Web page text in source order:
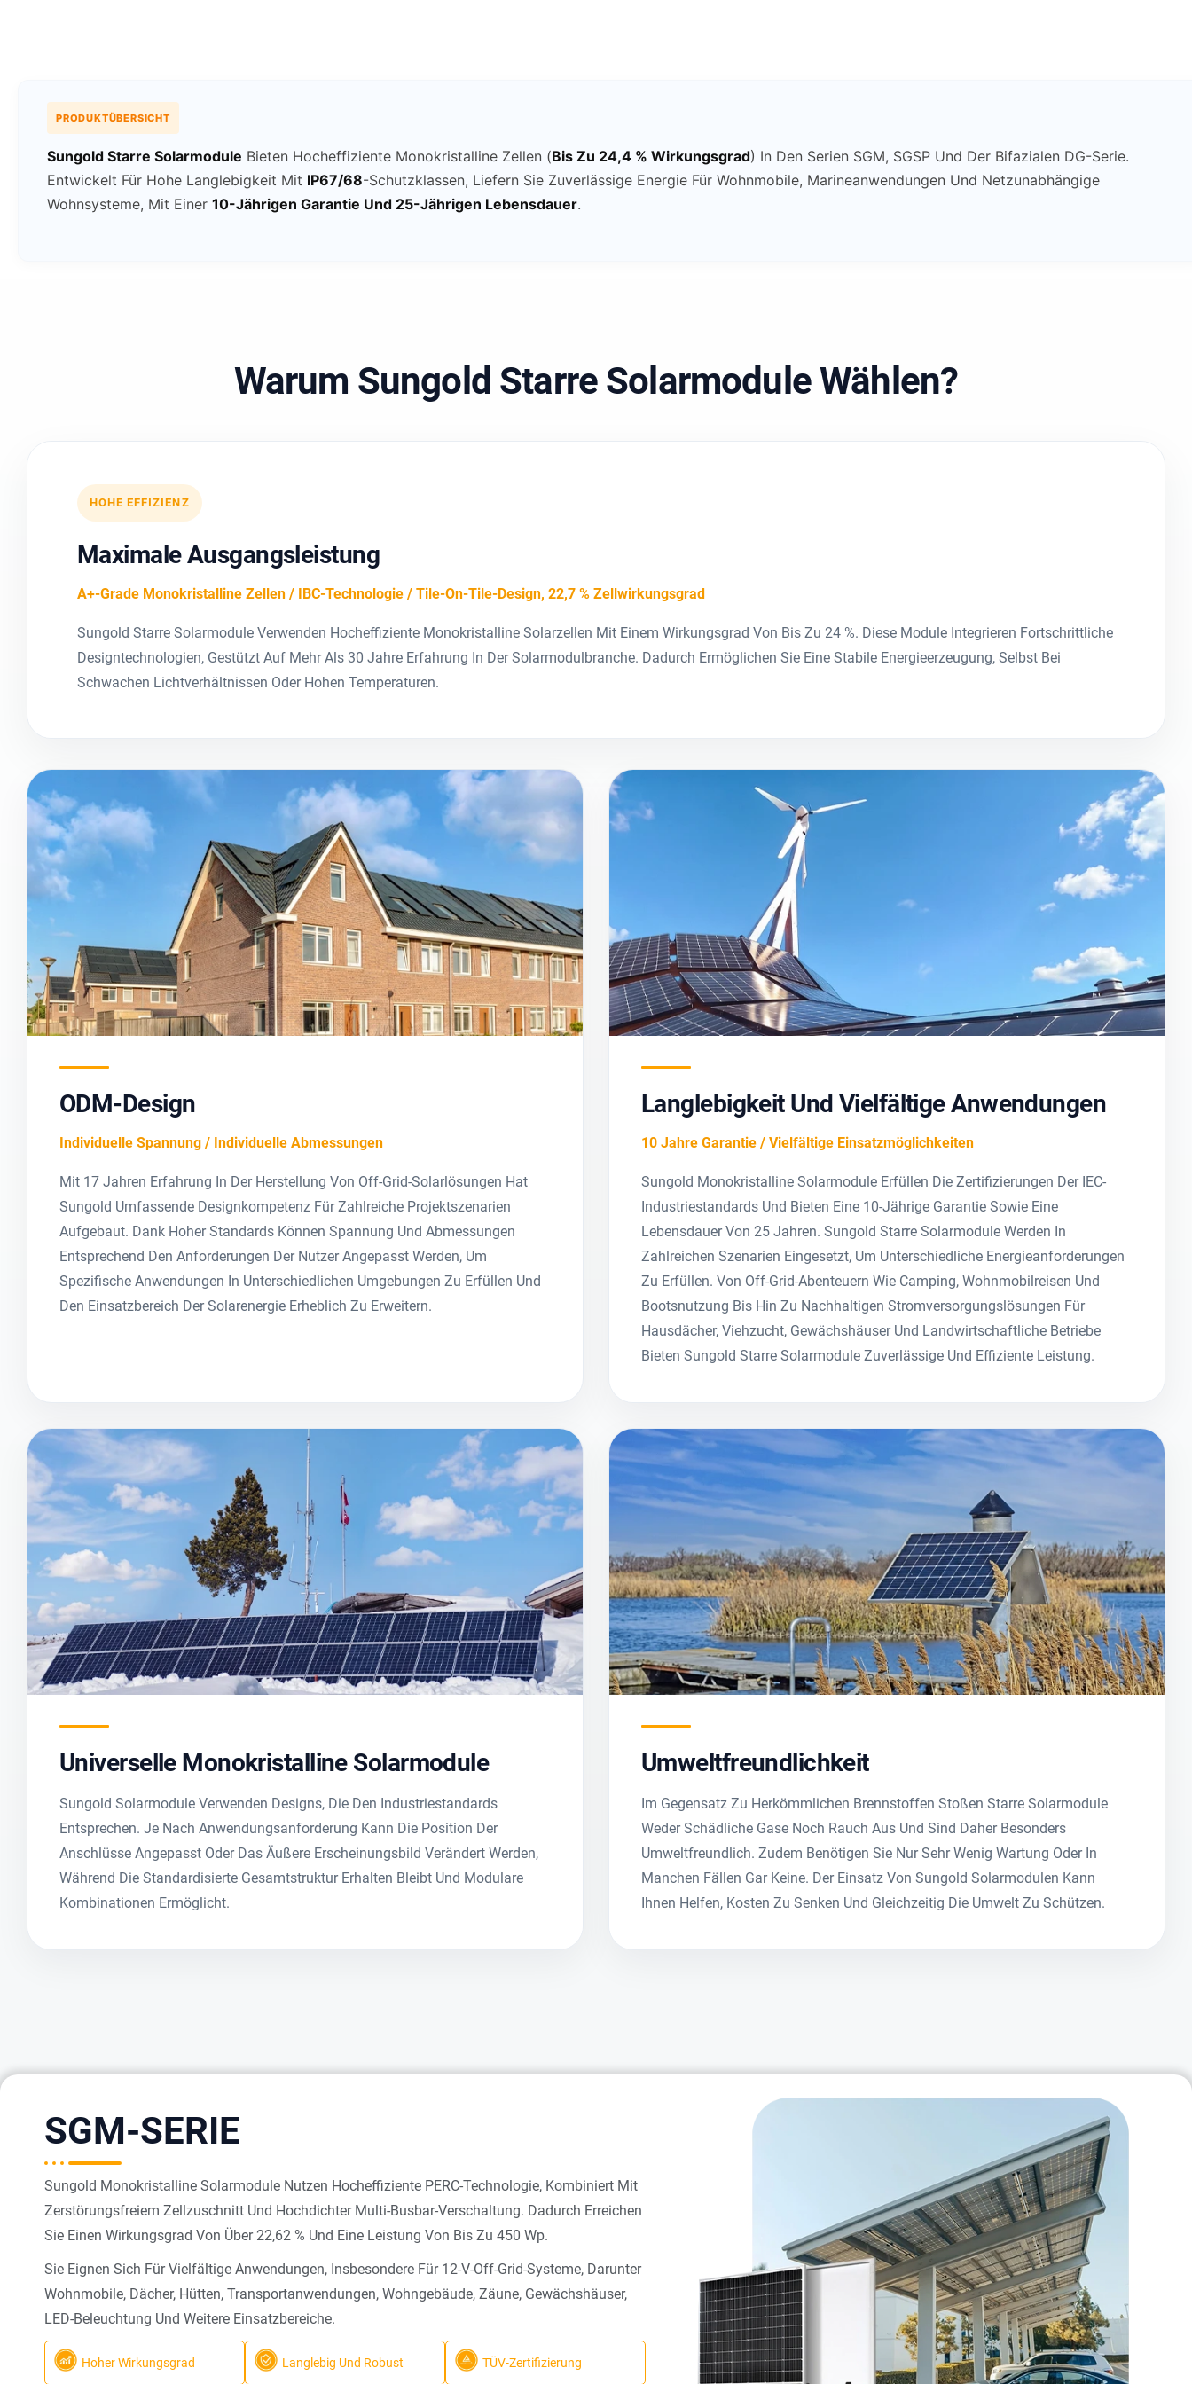
PRODUKTÜBERSICHT
Sungold Starre Solarmodule Bieten Hocheffiziente Monokristalline Zellen (Bis Zu 24,4 % Wirkungsgrad) In Den Serien SGM, SGSP Und Der Bifazialen DG-Serie.
Entwickelt Für Hohe Langlebigkeit Mit IP67/68-Schutzklassen, Liefern Sie Zuverlässige Energie Für Wohnmobile, Marineanwendungen Und Netzunabhängige
Wohnsysteme, Mit Einer 10-Jährigen Garantie Und 25-Jährigen Lebensdauer.
Warum Sungold Starre Solarmodule Wählen?
HOHE EFFIZIENZ
Maximale Ausgangsleistung
A+-Grade Monokristalline Zellen / IBC-Technologie / Tile-On-Tile-Design, 22,7 % Zellwirkungsgrad
Sungold Starre Solarmodule Verwenden Hocheffiziente Monokristalline Solarzellen Mit Einem Wirkungsgrad Von Bis Zu 24 %. Diese Module Integrieren Fortschrittliche
Designtechnologien, Gestützt Auf Mehr Als 30 Jahre Erfahrung In Der Solarmodulbranche. Dadurch Ermöglichen Sie Eine Stabile Energieerzeugung, Selbst Bei
Schwachen Lichtverhältnissen Oder Hohen Temperaturen.
ODM-Design
Individuelle Spannung / Individuelle Abmessungen
Mit 17 Jahren Erfahrung In Der Herstellung Von Off-Grid-Solarlösungen Hat
Sungold Umfassende Designkompetenz Für Zahlreiche Projektszenarien
Aufgebaut. Dank Hoher Standards Können Spannung Und Abmessungen
Entsprechend Den Anforderungen Der Nutzer Angepasst Werden, Um
Spezifische Anwendungen In Unterschiedlichen Umgebungen Zu Erfüllen Und
Den Einsatzbereich Der Solarenergie Erheblich Zu Erweitern.
Langlebigkeit Und Vielfältige Anwendungen
10 Jahre Garantie / Vielfältige Einsatzmöglichkeiten
Sungold Monokristalline Solarmodule Erfüllen Die Zertifizierungen Der IEC-
Industriestandards Und Bieten Eine 10-Jährige Garantie Sowie Eine
Lebensdauer Von 25 Jahren. Sungold Starre Solarmodule Werden In
Zahlreichen Szenarien Eingesetzt, Um Unterschiedliche Energieanforderungen
Zu Erfüllen. Von Off-Grid-Abenteuern Wie Camping, Wohnmobilreisen Und
Bootsnutzung Bis Hin Zu Nachhaltigen Stromversorgungslösungen Für
Hausdächer, Viehzucht, Gewächshäuser Und Landwirtschaftliche Betriebe
Bieten Sungold Starre Solarmodule Zuverlässige Und Effiziente Leistung.
Universelle Monokristalline Solarmodule
Sungold Solarmodule Verwenden Designs, Die Den Industriestandards
Entsprechen. Je Nach Anwendungsanforderung Kann Die Position Der
Anschlüsse Angepasst Oder Das Äußere Erscheinungsbild Verändert Werden,
Während Die Standardisierte Gesamtstruktur Erhalten Bleibt Und Modulare
Kombinationen Ermöglicht.
Umweltfreundlichkeit
Im Gegensatz Zu Herkömmlichen Brennstoffen Stoßen Starre Solarmodule
Weder Schädliche Gase Noch Rauch Aus Und Sind Daher Besonders
Umweltfreundlich. Zudem Benötigen Sie Nur Sehr Wenig Wartung Oder In
Manchen Fällen Gar Keine. Der Einsatz Von Sungold Solarmodulen Kann
Ihnen Helfen, Kosten Zu Senken Und Gleichzeitig Die Umwelt Zu Schützen.
SGM-SERIE
Sungold Monokristalline Solarmodule Nutzen Hocheffiziente PERC-Technologie, Kombiniert Mit
Zerstörungsfreiem Zellzuschnitt Und Hochdichter Multi-Busbar-Verschaltung. Dadurch Erreichen
Sie Einen Wirkungsgrad Von Über 22,62 % Und Eine Leistung Von Bis Zu 450 Wp.
Sie Eignen Sich Für Vielfältige Anwendungen, Insbesondere Für 12-V-Off-Grid-Systeme, Darunter
Wohnmobile, Dächer, Hütten, Transportanwendungen, Wohngebäude, Zäune, Gewächshäuser,
LED-Beleuchtung Und Weitere Einsatzbereiche.
Hoher Wirkungsgrad Langlebig Und Robust TÜV-Zertifizierung